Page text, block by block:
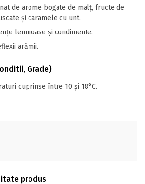
de arome bogate de malţ, fructe de
şi caramele cu unt.
lemnoase şi condimente.
arămii.
Grade)
cuprinse între 10 și 18°C.
produs